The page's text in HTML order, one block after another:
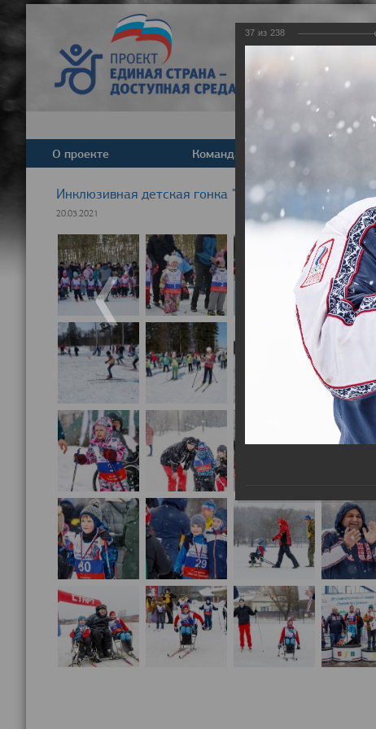
О проекте Команда
Инклюзивная детская гонка "Лыжня здоровья" 2021
20.03.2021
37 из 238